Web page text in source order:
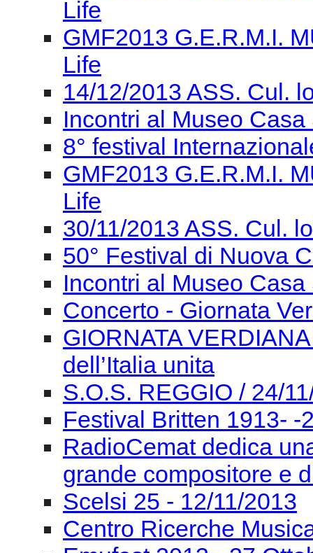
Life
GMF2013 G.E.R.M.I.
Life
14/12/2013 ASS. Cul.
Incontri al Museo
8° festival
GMF2013 G.E.R.M.I.
Life
30/11/2013 ASS. Cul.
50° Festival di Nuova
Incontri al Museo
Concerto - Giornata
GIORNATA
dell’Italia unita
S.O.S. REGGIO / 24/
Festival Britten 1913-
RadioCemat dedica
grande compositore e
Scelsi 25 - 12/11/2013
Centro Ricerche